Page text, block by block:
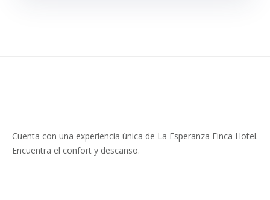
Cuenta con una experiencia única de La Esperanza Finca Hotel.
Encuentra el confort y descanso.